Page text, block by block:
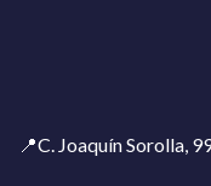
📍C. Joaquín Sorolla,